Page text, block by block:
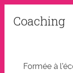
Coaching
Formée à